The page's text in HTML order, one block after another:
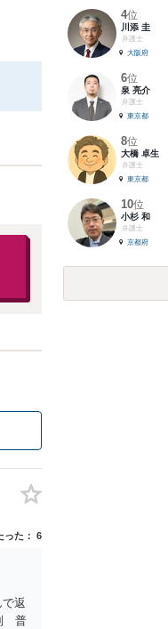
った 6
返
普
4位
川添 圭
弁護士
大阪府
6位
泉 亮介
弁護士
東京都
8位
大橋 卓生
弁護士
東京都
10位
小杉 和
弁護士
京都府